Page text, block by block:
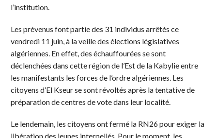
l’institution.
Les prévenus font partie des 31 individus arrêtés ce
vendredi 11 juin, à la veille des élections législatives
algériennes. En effet, des échauffourées se sont
déclenchées dans cette région de l’Est de la Kabylie entre
les manifestants les forces de l’ordre algériennes. Les
citoyens d’El Kseur se sont révoltés après la tentative de
préparation de centres de vote dans leur localité.
Le lendemain, les citoyens ont fermé la RN26 pour exiger la
libération des jeunes interpellés. Pour le moment, les